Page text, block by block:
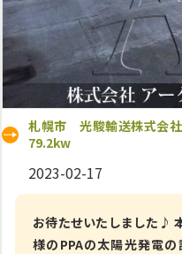
札幌市 光駿輸送株式会
79.2kw
2023-02-17
お待たせいたしました♪
様のPPAの太陽光発電